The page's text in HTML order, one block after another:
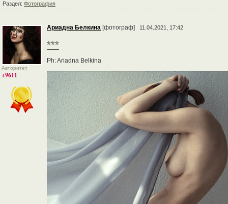
Раздел: Фотография
Авторитет
+9611
Ариадна Белкина [фотограф] 11.04.2021, 17:42
***
Ph: Ariadna Belkina